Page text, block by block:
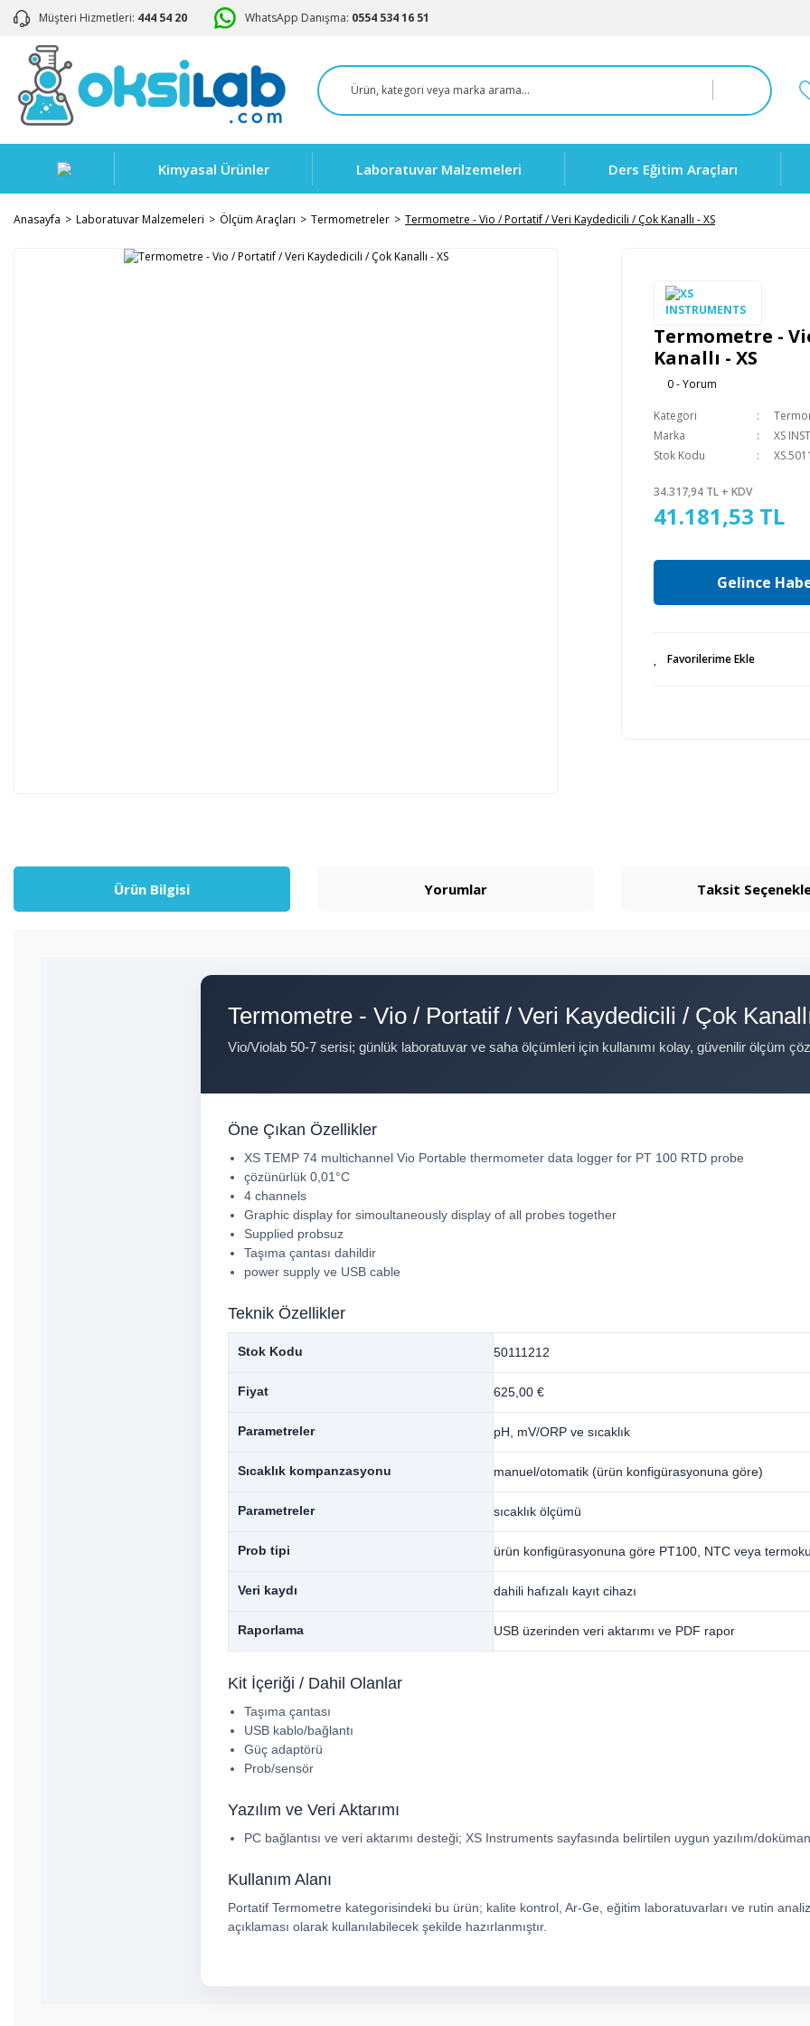
Müşteri Hizmetleri: 444 54 20 WhatsApp Danışma: 0554 534 16 51
Kimyasal Ürünler Laboratuvar Malzemeleri Ders Eğitim Araçları
Anasayfa Laboratuvar Malzemeleri Ölçüm Araçları Termometreler Termometre - Vio / Portatif / Veri Kaydedicili / Çok Kanallı - XS
Termometre -
Kanallı - XS
0 - Yorum
Kategori
Marka
XS
Stok Kodu
34.317,94 TL + KDV
41.181,53 TL
Gelince
Ürün Bilgisi Yorumlar Taksit
Termometre - Vio / Portatif / Veri Kaydedicili / Çok
Vio/Violab 50-7 serisi; günlük laboratuvar ve saha ölçümleri için kullanımı kolay, güvenilir ölçüm
Öne Çıkan Özellikler
XS TEMP 74 multichannel Vio Portable thermometer data logger for PT 100 RTD probe
çözünürlük 0,01°C
4 channels
Graphic display for simoultaneously display of all probes together
Supplied probsuz
Taşıma çantası dahildir
power supply ve USB cable
Teknik Özellikler
Stok Kodu 50111212
Fiyat 625,00 €
Parametreler pH, mV/ORP ve sıcaklık
Sıcaklık kompanzasyonu manuel/otomatik (ürün konfigürasyonuna göre)
Parametreler sıcaklık ölçümü
Prob tipi ürün konfigürasyonuna göre PT100, NTC veya
Veri kaydı dahili hafızalı kayıt cihazı
Raporlama USB üzerinden veri aktarımı ve PDF rapor
Kit İçeriği / Dahil Olanlar
Taşıma çantası
USB kablo/bağlantı
Güç adaptörü
Prob/sensör
Yazılım ve Veri Aktarımı
PC bağlantısı ve veri aktarımı desteği; XS Instruments sayfasında belirtilen uygun yazılım/
Kullanım Alanı
Portatif Termometre kategorisindeki bu ürün; kalite kontrol, Ar-Ge, eğitim laboratuvarları ve rutin
açıklaması olarak kullanılabilecek şekilde hazırlanmıştır.